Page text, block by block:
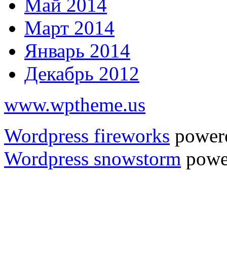
Май 2014
Март 2014
Январь 2014
Декабрь 2012
www.wptheme.us
Wordpress fireworks
Wordpress snowstorm